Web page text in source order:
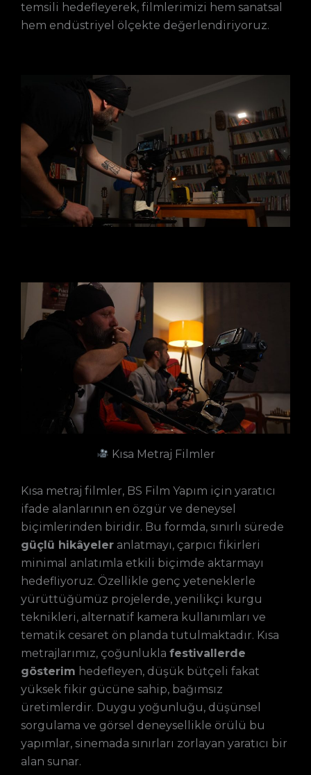
temsili hedefleyerek, filmlerimizi hem sanatsal
hem endüstriyel ölçekte değerlendiriyoruz.
Kısa Metraj Filmler
Kısa metraj filmler, BS Film Yapım için yaratıcı
ifade alanlarının en özgür ve deneysel
biçimlerinden biridir. Bu formda, sınırlı sürede
güçlü hikâyeler anlatmayı, çarpıcı fikirleri
minimal anlatımla etkili biçimde aktarmayı
hedefliyoruz. Özellikle genç yeteneklerle
yürüttüğümüz projelerde, yenilikçi kurgu
teknikleri, alternatif kamera kullanımları ve
tematik cesaret ön planda tutulmaktadır. Kısa
metrajlarımız, çoğunlukla festivallerde
gösterim hedefleyen, düşük bütçeli fakat
yüksek fikir gücüne sahip, bağımsız
üretimlerdir. Duygu yoğunluğu, düşünsel
sorgulama ve görsel deneysellikle örülü bu
yapımlar, sinemada sınırları zorlayan yaratıcı bir
alan sunar.